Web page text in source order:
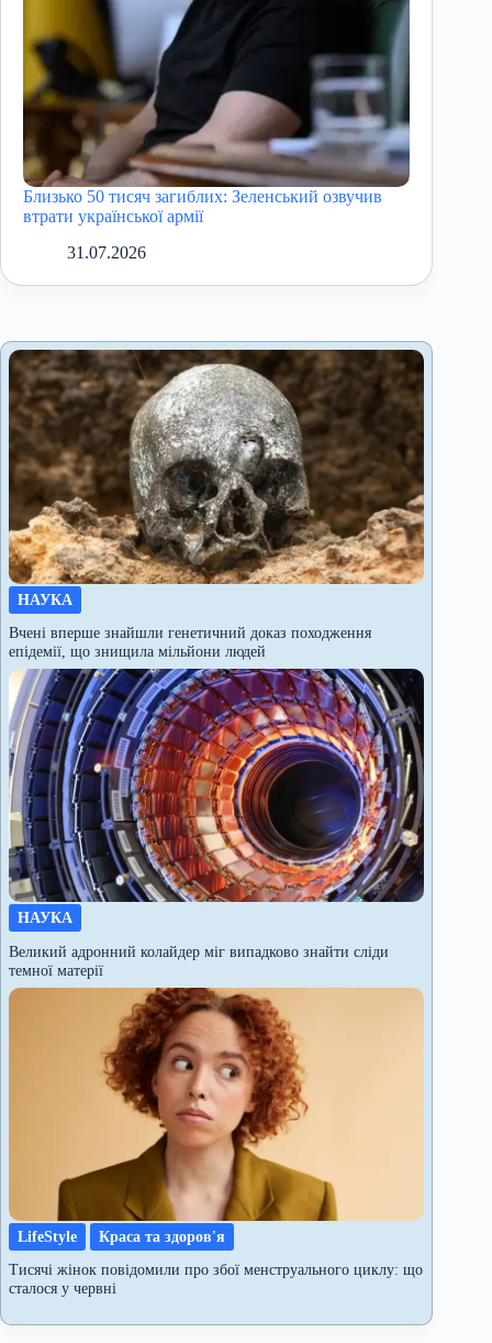
Близько 50 тисяч загиблих: Зеленський озвучив
втрати української армії
31.07.2026
НАУКА
Вчені вперше знайшли генетичний доказ походження
епідемії, що знищила мільйони людей
НАУКА
Великий адронний колайдер міг випадково знайти сліди
темної матерії
LifeStyle
Краса та здоров'я
Тисячі жінок повідомили про збої менструального циклу: що
сталося у червні